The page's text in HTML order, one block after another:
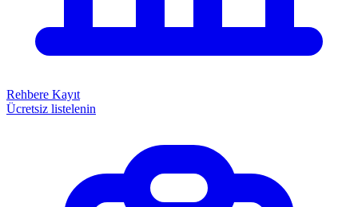
Rehbere Kayıt
Ücretsiz listelenin